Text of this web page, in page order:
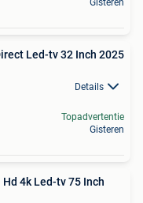
Gisteren
Details
Topadvertentie
Gisteren